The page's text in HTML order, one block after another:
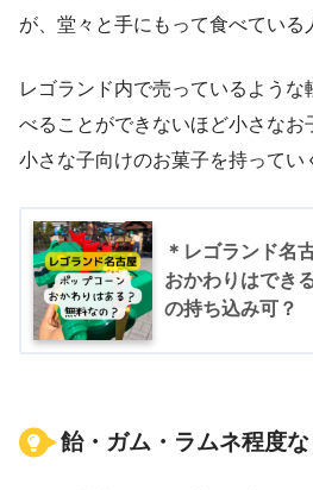
が、堂々と手にもって食べている
レゴランド内で売っているよう
べることができないほど小さなお
小さな子向けのお菓子を持ってい
＊レゴランド名
おかわりはでき
の持ち込み可？
飴・ガム・ラムネ程度